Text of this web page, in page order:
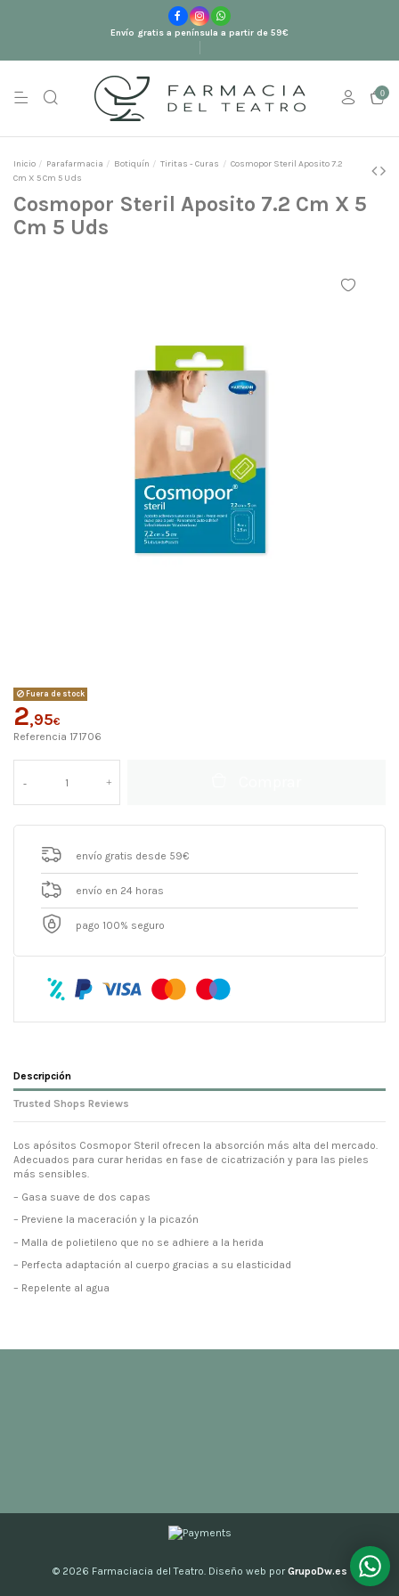
Envío gratis a península a partir de 59€
0
Inicio Parafarmacia Botiquín Tiritas - Curas
Cosmopor Steril Aposito 7.2
Cm X 5 Cm 5 Uds
Cosmopor Steril Aposito 7.2 Cm X 5
Cm 5 Uds
Fuera de stock
2,95€
Referencia 171706
envío gratis desde 59€
envío en 24 horas
pago 100% seguro
Descripción
Trusted Shops Reviews
Los apósitos Cosmopor Steril ofrecen la absorción más alta del mercado.
Adecuados para curar heridas en fase de cicatrización y para las pieles
más sensibles.
– Gasa suave de dos capas
– Previene la maceración y la picazón
– Malla de polietileno que no se adhiere a la herida
– Perfecta adaptación al cuerpo gracias a su elasticidad
– Repelente al agua
© 2026 Farmaciacia del Teatro. Diseño web porGrupoDw.es